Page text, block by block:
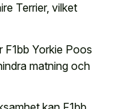
Terrier, vilket
F1bb Yorkie Poos
matning och